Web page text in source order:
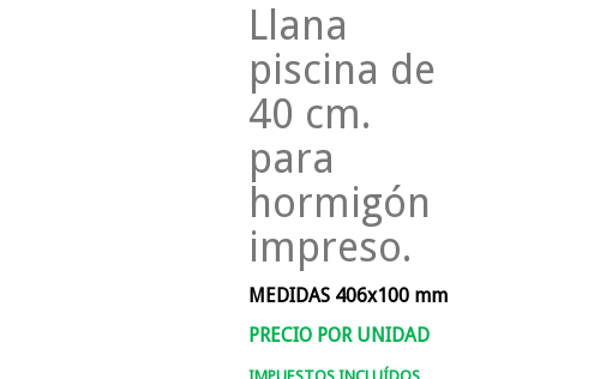
Llana
piscina de
40 cm.
para
hormigón
impreso.
MEDIDAS 406x100 mm
PRECIO POR UNIDAD